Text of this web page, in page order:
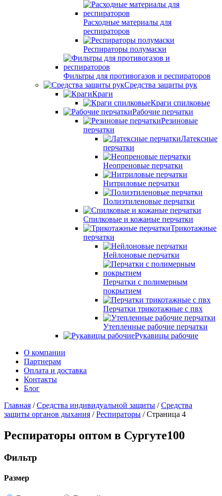
Расходные материалы для
респираторов
Респираторы полумаски
Фильтры для противогазов и респираторов
Средства защиты рук
Краги
Краги спилковые
Рабочие перчатки
Резиновые
перчатки
Латексные
перчатки
Неопреновые перчатки
Нитриловые перчатки
Полиэтиленовые перчатки
Спилковые и кожаные перчатки
Трикотажные
перчатки
Нейлоновые перчатки
Перчатки с полимерным
покрытием
Перчатки трикотажные с пвх
Утепленные рабочие перчатки
Рукавицы рабочие
О компании
Партнерам
Оплата и доставка
Контакты
Блог
Главная /Средства индивидуальной защиты /Средства
защиты органов дыхания /Респираторы / Страница 4
Респираторы оптом в Сургуте100
Фильтр
Размер